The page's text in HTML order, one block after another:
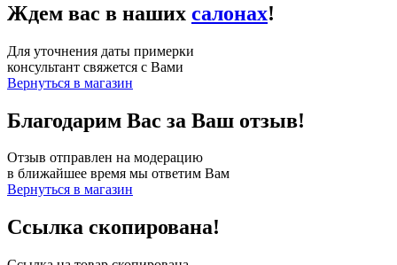
Ждем вас в наших салонах!
Для уточнения даты примерки
консультант свяжется с Вами
Вернуться в магазин
Благодарим Вас за Ваш отзыв!
Отзыв отправлен на модерацию
в ближайшее время мы ответим Вам
Вернуться в магазин
Ссылка скопирована!